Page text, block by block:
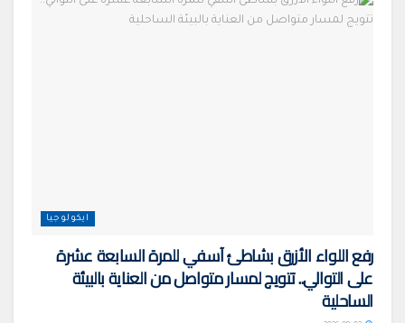
ايكولوجيا
رفع اللواء الأزرق بشاطئ آسفي للمرة السابعة عشرة
على التوالي.. تتويج لمسار متواصل من العناية بالبيئة
الساحلية